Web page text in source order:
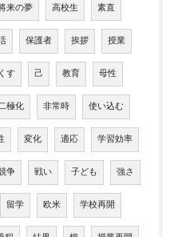
来の夢 高校生 素直
保護者 挨拶 授業
す 己 教育 母性
極化 非常時 使い込む
変化 適応 学習効率
争 戦い 子ども 強さ
留学 欧米 学校再開